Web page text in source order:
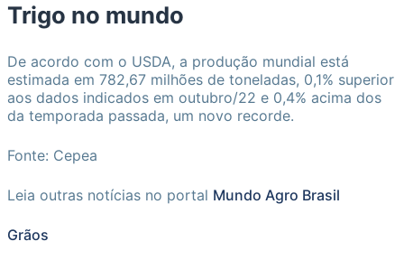
Trigo no mundo
De acordo com o USDA, a produção mundial está
estimada em 782,67 milhões de toneladas, 0,1% superior
aos dados indicados em outubro/22 e 0,4% acima dos
da temporada passada, um novo recorde.
Fonte: Cepea
Leia outras notícias no portal Mundo Agro Brasil
Grãos